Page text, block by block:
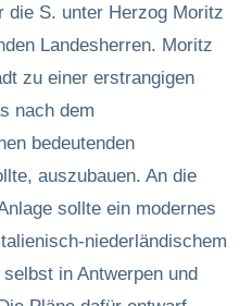
die S. unter Herzog Moritz
Landesherren. Moritz
zu einer erstrangigen
nach dem
bedeutenden
auszubauen. An die
sollte ein modernes
niederländischem
in Antwerpen und